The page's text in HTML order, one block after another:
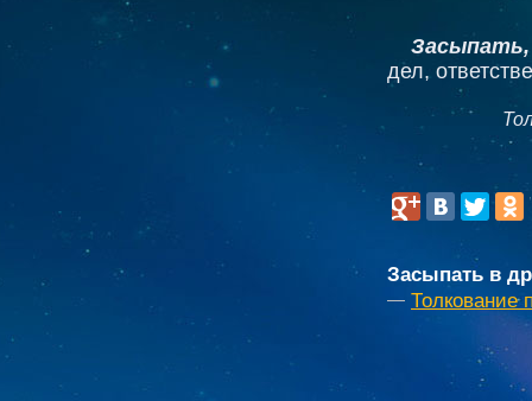
дел,
Засыпать в
Толкование